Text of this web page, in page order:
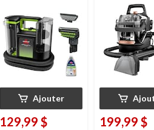
Ajouter
129,99 $
nettoyage en
profondeur
animaux de
compagnie
199,99 $